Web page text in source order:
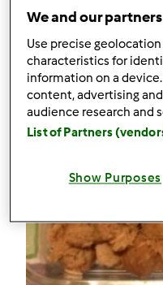
We and our
Use precise
characteristics for
information on a
content, advertising
audience research and
List of Partners
Show Purposes